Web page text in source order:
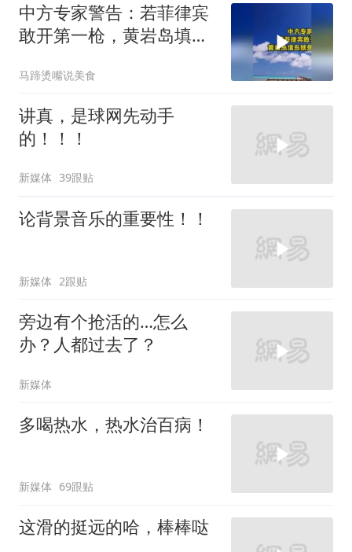
中方专家警告：若菲律宾
敢开第一枪，黄岩岛填岛
马蹄烫嘴说美食
讲真，是球网先动手
的！！！
新媒体 39跟贴
论背景音乐的重要性！！
新媒体 2跟贴
旁边有个抢活的…怎么
办？人都过去了？
新媒体
多喝热水，热水治百病！
新媒体 69跟贴
这滑的挺远的哈，棒棒哒